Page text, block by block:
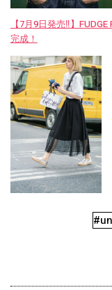
【7月9日発売‼︎】
完成！